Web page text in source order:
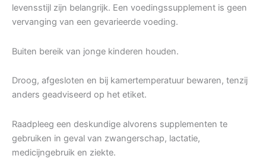
levensstijl zijn belangrijk. Een voedingssupplement is geen
vervanging van een gevarieerde voeding.
Buiten bereik van jonge kinderen houden.
Droog, afgesloten en bij kamertemperatuur bewaren, tenzij
anders geadviseerd op het etiket.
Raadpleeg een deskundige alvorens supplementen te
gebruiken in geval van zwangerschap, lactatie,
medicijngebruik en ziekte.